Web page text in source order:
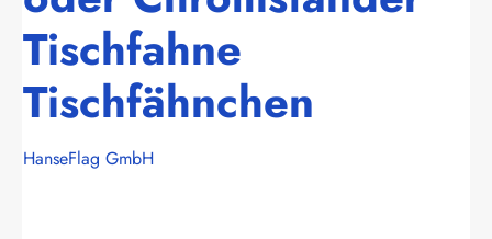
Tischfahne
Tischfähnchen
HanseFlag GmbH